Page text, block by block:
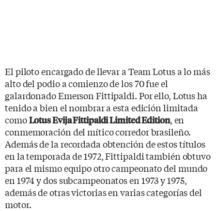
El piloto encargado de llevar a Team Lotus a lo más
alto del podio a comienzo de los 70 fue el
galardonado Emerson Fittipaldi. Por ello, Lotus ha
tenido a bien el nombrar a esta edición limitada
comoLotus Evija Fittipaldi Limited Edition, en
conmemoración del mítico corredor brasileño.
Además de la recordada obtención de estos títulos
en la temporada de 1972, Fittipaldi también obtuvo
para el mismo equipo otro campeonato del mundo
en 1974 y dos subcampeonatos en 1973 y 1975,
además de otras victorias en varias categorías del
motor.